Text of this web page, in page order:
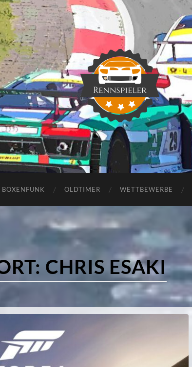
Rennspieler
BOXENFUNK OLDTIMER WETTBEWERBE
CHRIS ESAKI